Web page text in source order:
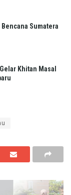
Bencana Sumatera
Khitan Masal